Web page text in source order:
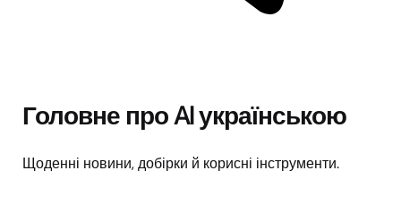
Головне про AI українською
Щоденні новини, добірки й корисні інструменти.